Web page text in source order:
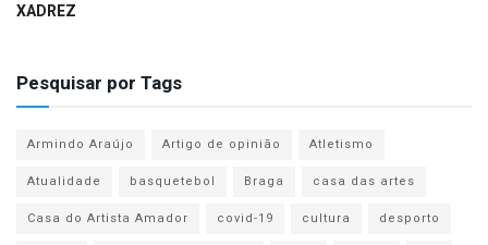
XADREZ
Pesquisar por Tags
Armindo Araújo Artigo de opinião
Atletismo
Atualidade
basquetebol Braga
casa das artes
Casa do Artista Amador
covid-19 cultura
desporto